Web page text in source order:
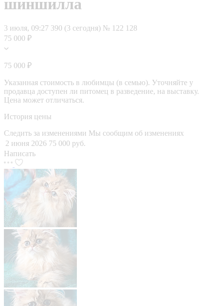
шиншилла
3 июля, 09:27 390 (3 сегодня) № 122 128
75 000 ₽
75 000 ₽
Указанная стоимость в любимцы (в семью). Уточняйте у
продавца доступен ли питомец в разведение, на выставку.
Цена может отличаться.
История цены
Следить за изменениями Мы сообщим об изменениях
2 июня 2026 75 000 руб.
Написать